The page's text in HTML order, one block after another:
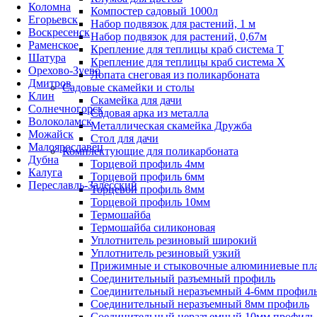
Коломна
Егорьевск
Воскресенск
Раменское
Шатура
Орехово-Зуево
Дмитров
Клин
Солнечногорск
Волоколамск
Можайск
Малоярославец
Дубна
Калуга
Переславль-Залесский
Компостер садовый 1000л
Набор подвязок для растений, 1 м
Набор подвязок для растений, 0,67м
Крепление для теплицы краб система Т
Крепление для теплицы краб система Х
Лопата снеговая из поликарбоната
Садовые скамейки и столы
Скамейка для дачи
Садовая арка из металла
Металлическая скамейка Дружба
Стол для дачи
Комплектующие для поликарбоната
Торцевой профиль 4мм
Торцевой профиль 6мм
Торцевой профиль 8мм
Торцевой профиль 10мм
Термошайба
Термошайба силиконовая
Уплотнитель резиновый широкий
Уплотнитель резиновый узкий
Прижимные и стыковочные алюминиевые
Соединительный разъемный профиль
Соединительный неразъемный 4-6мм
Соединительный неразъемный 8мм профиль